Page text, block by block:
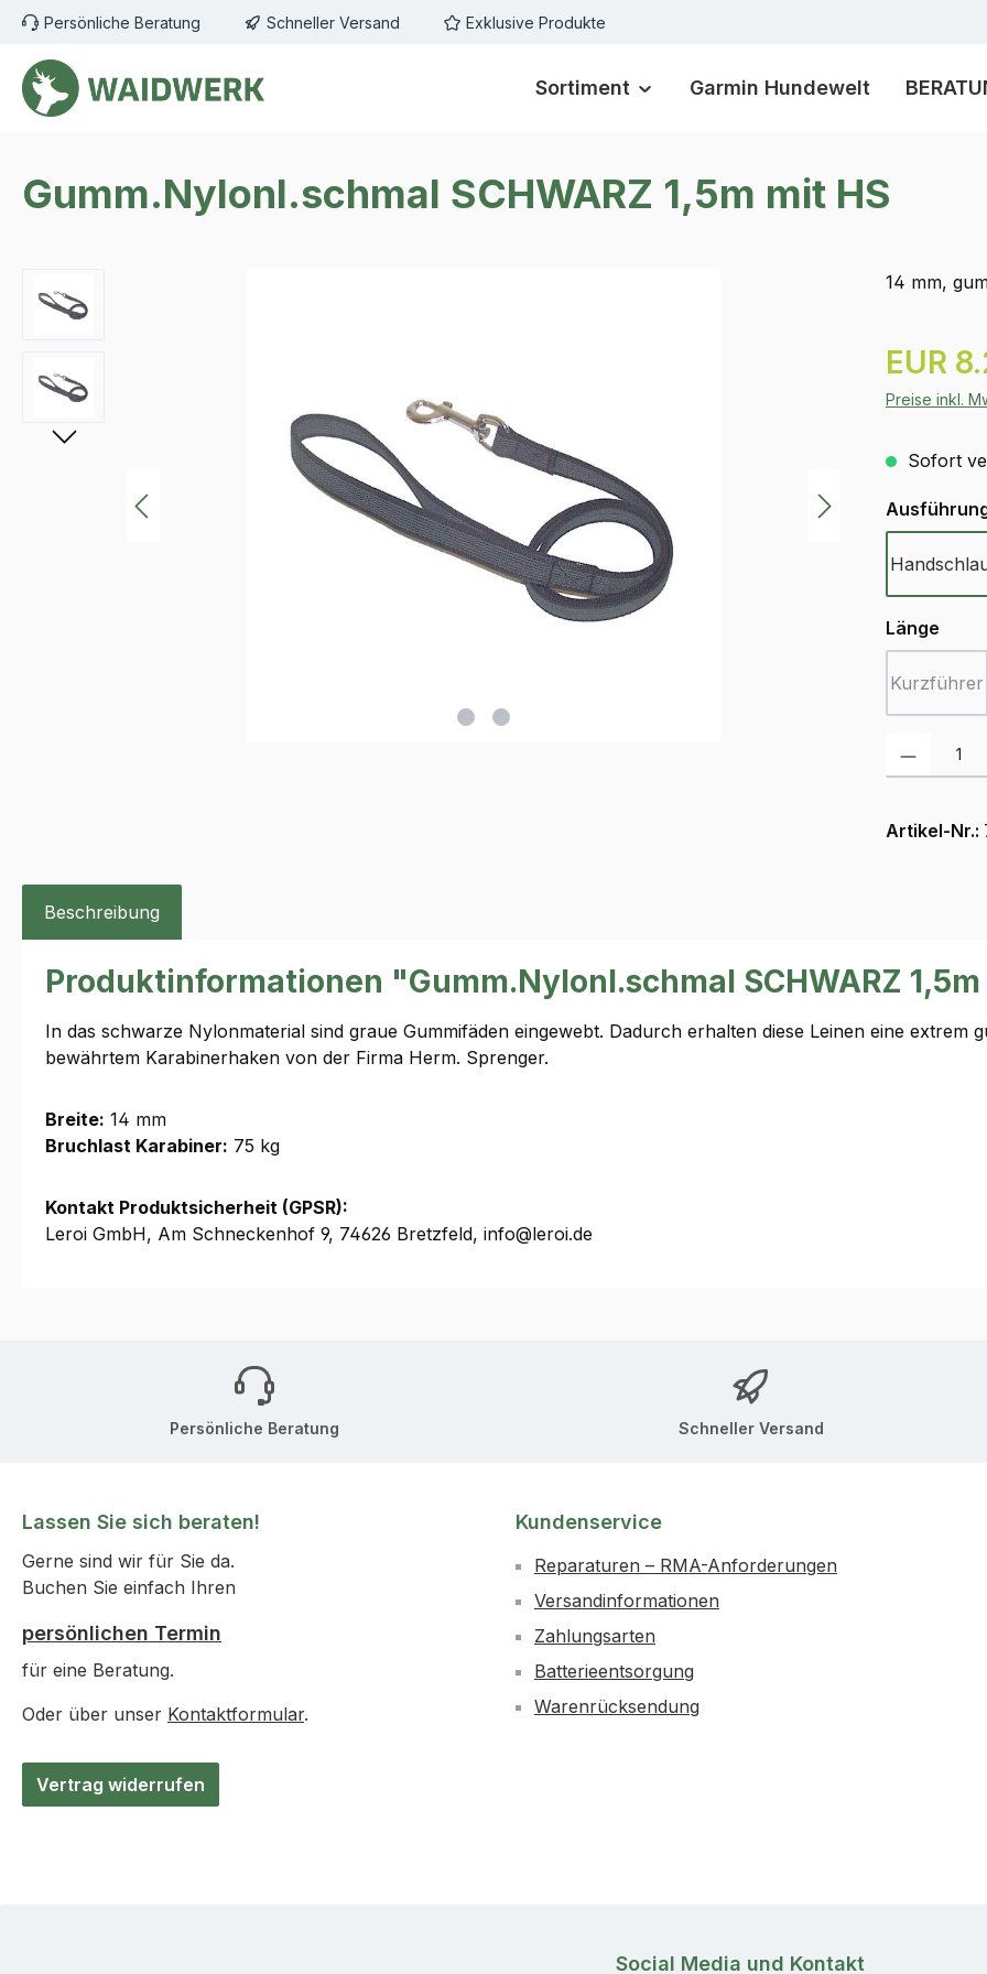
Hauptinhalt springen
Zur Suche springen
Zur Hauptnavigation springen
Persönliche Beratung Schneller Versand Exklusive Produkte
Sortiment Garmin Hundewelt
Gumm.Nylonl.schmal SCHWARZ 1,5m mit HS
14 mm,
Regulärer
EUR
Preise inkl.
Sofort
Länge
Kurzführer
Produkt
Artikel-Nr.:
Beschreibung
Produktinformationen "Gumm.Nylonl.schmal SCHWARZ
In das schwarze Nylonmaterial sind graue Gummifäden eingewebt. Dadurch erhalten diese Leinen eine extrem
bewährtem Karabinerhaken von der Firma Herm. Sprenger.
Breite: 14 mm
Bruchlast Karabiner: 75 kg
Kontakt Produktsicherheit (GPSR):
Leroi GmbH, Am Schneckenhof 9, 74626 Bretzfeld, info@leroi.de
Persönliche Beratung Schneller Versand
Lassen Sie sich beraten!
Gerne sind wir für Sie da.
Buchen Sie einfach Ihren
persönlichen Termin
für eine Beratung.
Oder über unser Kontaktformular.
Vertrag widerrufen
Kundenservice
Reparaturen – RMA-Anforderungen
Versandinformationen
Zahlungsarten
Batterieentsorgung
Warenrücksendung
Social Media und Kontakt